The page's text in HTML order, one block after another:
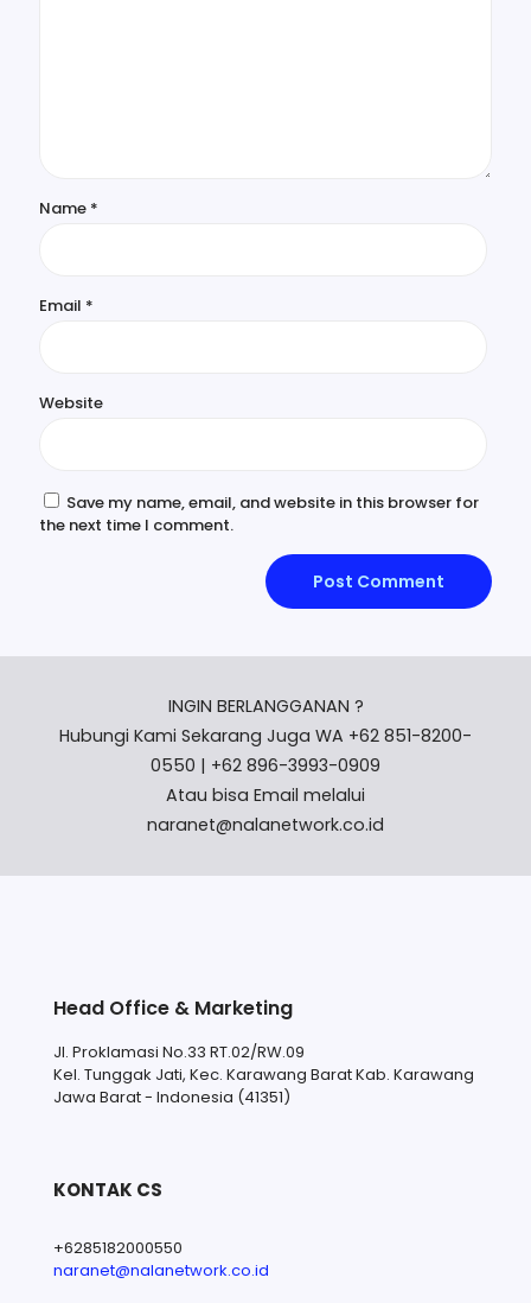
Name *
Email *
Website
Save my name, email, and website in this browser for
the next time I comment.
INGIN BERLANGGANAN ?
Hubungi Kami Sekarang Juga WA +62 851-8200-
0550 | +62 896-3993-0909
Atau bisa Email melalui
naranet@nalanetwork.co.id
Head Office & Marketing
Jl. Proklamasi No.33 RT.02/RW.09
Kel. Tunggak Jati, Kec. Karawang Barat Kab. Karawang
Jawa Barat - Indonesia (41351)
KONTAK CS
+6285182000550
naranet@nalanetwork.co.id